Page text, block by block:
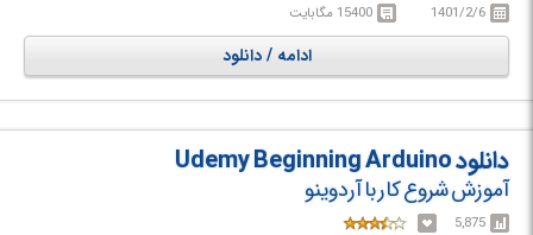
برای اپلیکیشن ها و سیستم های مختلف، برنامه نویسی آردوینو، طراحی برد مدار
چاپی با Eagle، سیستم های مبتنی بر اینترنت اشیا و رمزگشایی پروتکل با تحلیل
کننده منطقی مهارت هایی عملی و کاربردی کسب کرده باشند.
در دوره آموزشی Udemy Arduino : Electronics circuit, PCB Design & IOT
نویسی اینترنت اشیا آشنا خواهید شد.
1401/2/6 15400 مگابایت
ادامه / دانلود
دانلود Udemy Beginning Arduino
آموزش شروع کار با آردوینو
5,875